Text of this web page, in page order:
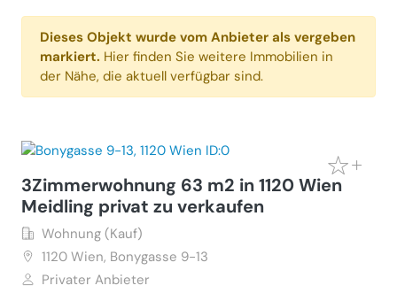
Dieses Objekt wurde vom Anbieter als vergeben
markiert. Hier finden Sie weitere Immobilien in
der Nähe, die aktuell verfügbar sind.
3Zimmerwohnung 63 m2 in 1120 Wien
Meidling privat zu verkaufen
Wohnung (Kauf)
1120 Wien, Bonygasse 9-13
Privater Anbieter